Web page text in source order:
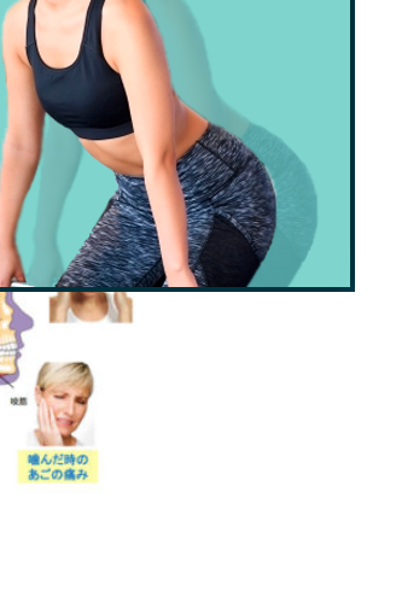
関節円板が前方に転位した状態で
【治療効果大】